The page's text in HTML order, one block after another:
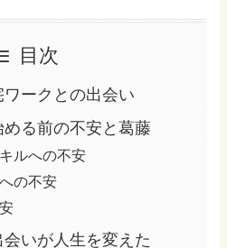
目次
ークとの出会い
る前の不安と葛藤
ルへの不安
の不安
いが人生を変えた